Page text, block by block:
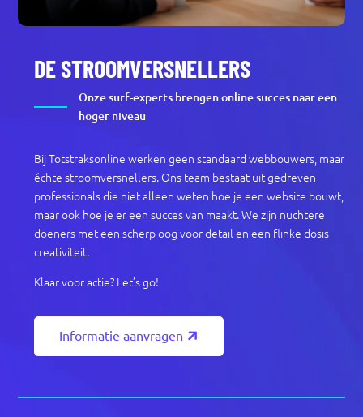
DE STROOMVERSNELLERS
Onze surf-experts brengen online succes naar een
hoger niveau
Bij Totstraksonline werken geen standaard webbouwers, maar
échte stroomversnellers. Ons team bestaat uit gedreven
professionals die niet alleen weten hoe je een website bouwt,
maar ook hoe je er een succes van maakt. We zijn nuchtere
doeners met een scherp oog voor detail en een flinke dosis
creativiteit.
Klaar voor actie? Let’s go!
Informatie aanvragen